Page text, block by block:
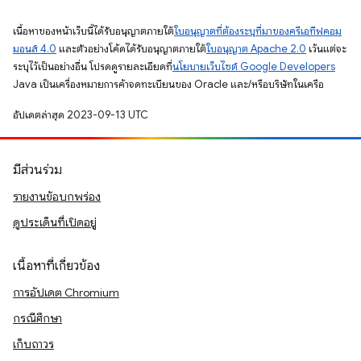
เนื้อหาของหน้าเว็บนี้ได้รับอนุญาตภายใต้ใบอนุญาตที่ต้องระบุที่มาของครีเอทีฟคอม
มอนส์ 4.0 และตัวอย่างโค้ดได้รับอนุญาตภายใต้ใบอนุญาต Apache 2.0 เว้นแต่จะ
ระบุไว้เป็นอย่างอื่น โปรดดูรายละเอียดที่นโยบายเว็บไซต์ Google Developers
Java เป็นเครื่องหมายการค้าจดทะเบียนของ Oracle และ/หรือบริษัทในเครือ
อัปเดตล่าสุด 2023-09-13 UTC
มีส่วนร่วม
รายงานข้อบกพร่อง
ดูประเด็นที่เปิดอยู่
เนื้อหาที่เกี่ยวข้อง
การอัปเดต Chromium
กรณีศึกษา
เก็บถาวร